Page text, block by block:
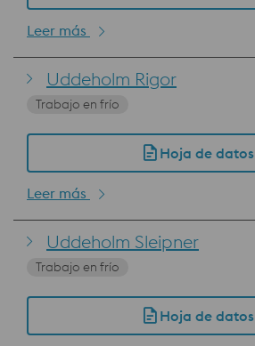
Leer más
Uddeholm Rigor
Trabajo en frío
Hoja de datos
Leer más
Uddeholm Sleipner
Trabajo en frío
Hoja de datos